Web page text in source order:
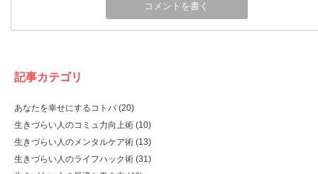
記事カテゴリ
あなたを幸せにするコトバ(20)
生きづらい人のコミュ力向上術 (10)
生きづらい人のメンタルケア術 (13)
生きづらい人のライフハック術 (31)